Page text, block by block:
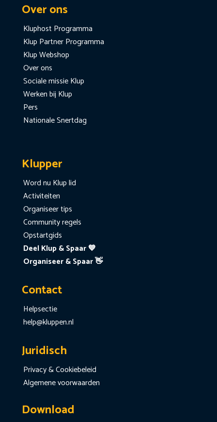
Over ons
Kluphost Programma
Klup Partner Programma
Klup Webshop
Over ons
Sociale missie Klup
Werken bij Klup
Pers
Nationale Snertdag
Klupper
Word nu Klup lid
Activiteiten
Organiseer tips
Community regels
Opstartgids
Deel Klup & Spaar 💙
Organiseer & Spaar 👋
Contact
Helpsectie
help@kluppen.nl
Juridisch
Privacy & Cookiebeleid
Algemene voorwaarden
Download